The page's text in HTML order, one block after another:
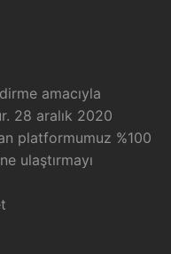
amacıyla
28 aralık 2020
platformumuz %100
ulaştırmayı